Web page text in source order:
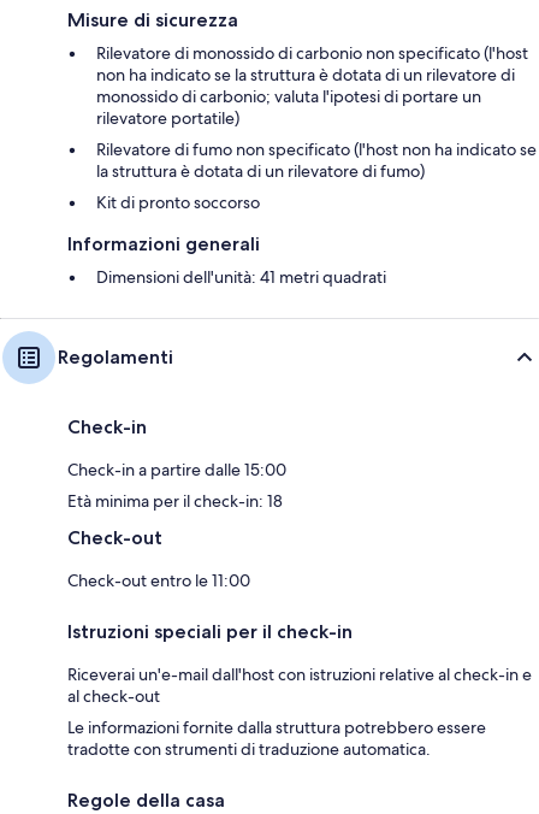
Misure di sicurezza
Rilevatore di monossido di carbonio non specificato (l'host
non ha indicato se la struttura è dotata di un rilevatore di
monossido di carbonio; valuta l'ipotesi di portare un
rilevatore portatile)
Rilevatore di fumo non specificato (l'host non ha indicato se
la struttura è dotata di un rilevatore di fumo)
Kit di pronto soccorso
Informazioni generali
Dimensioni dell'unità: 41 metri quadrati
Regolamenti
Check-in
Check-in a partire dalle 15:00
Età minima per il check-in: 18
Check-out
Check-out entro le 11:00
Istruzioni speciali per il check-in
Riceverai un'e-mail dall'host con istruzioni relative al check-in e
al check-out
Le informazioni fornite dalla struttura potrebbero essere
tradotte con strumenti di traduzione automatica.
Regole della casa